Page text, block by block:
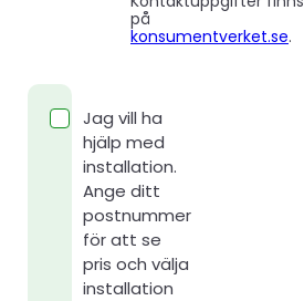
på
konsumentverket.se.
Jag vill ha
hjälp med
installation.
Ange ditt
postnummer
för att se
pris och välja
installation